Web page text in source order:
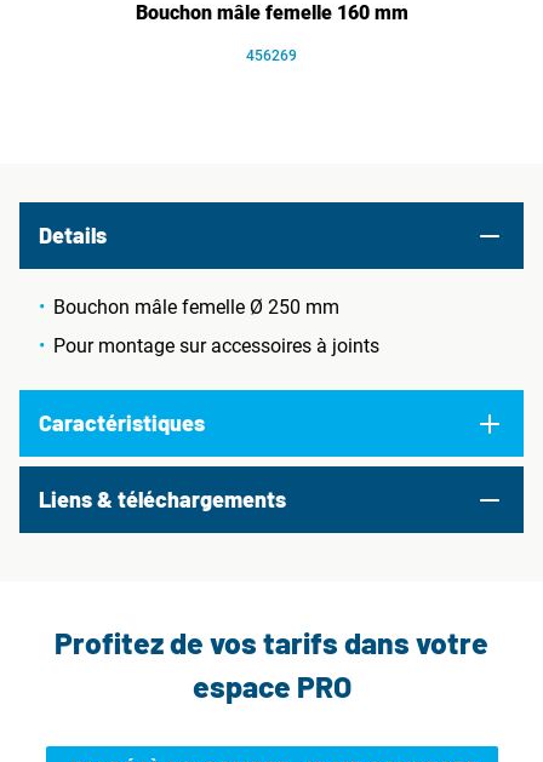
Bouchon mâle femelle 160 mm
456269
Details
Bouchon mâle femelle Ø 250 mm
Pour montage sur accessoires à joints
Caractéristiques
Liens & téléchargements
Profitez de vos tarifs dans votre
espace PRO